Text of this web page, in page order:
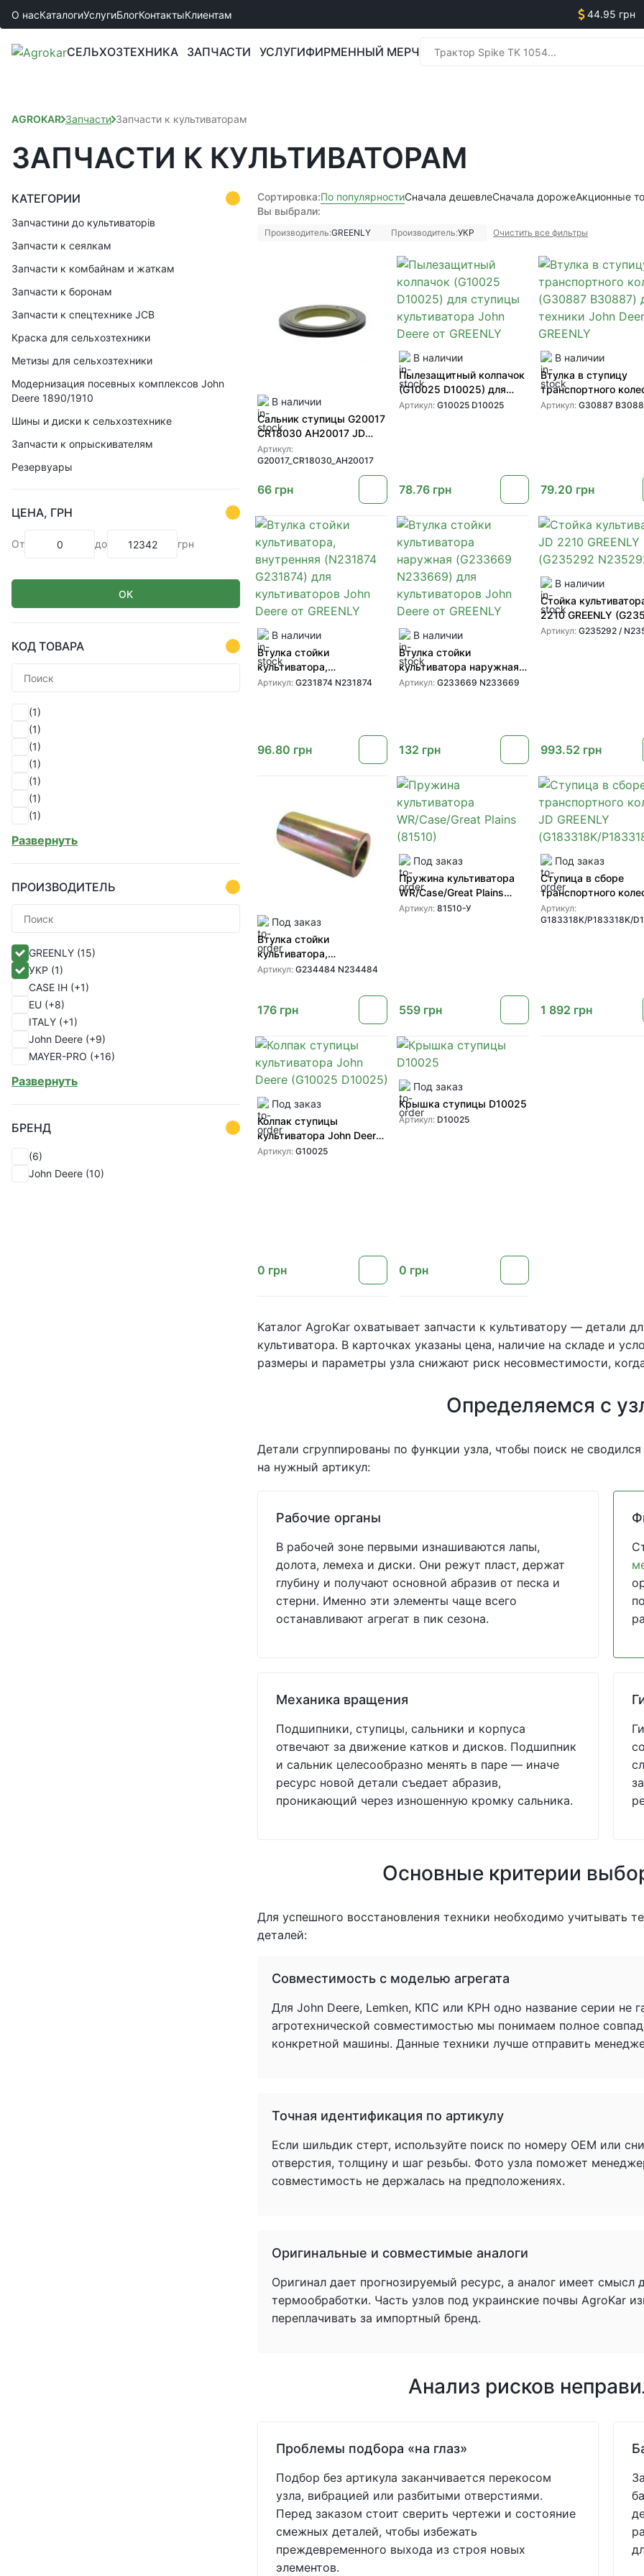
О насКаталогиУслугиБлогКонтактыКлиентам 44.95 грн
СЕЛЬХОЗТЕХНИКА ЗАПЧАСТИ УСЛУГИФИРМЕННЫЙ МЕРЧ
AGROKAR Запчасти Запчасти к культиваторам
ЗАПЧАСТИ К КУЛЬТИВАТОРАМ
КАТЕГОРИИ
Запчастини до культиваторів
Запчасти к сеялкам
Запчасти к комбайнам и жаткам
Запчасти к боронам
Запчасти к спецтехнике JCB
Краска для сельхозтехники
Метизы для сельхозтехники
Модернизация посевных комплексов John
Deere 1890/1910
Шины и диски к сельхозтехнике
Запчасти к опрыскивателям
Резервуары
ЦЕНА, ГРН
От до грн
ОК
КОД ТОВАРА
(1)
(1)
(1)
(1)
(1)
(1)
(1)
(1)
(1)
(1)
(1)
(1)
Развернуть
ПРОИЗВОДИТЕЛЬ
GREENLY (15)
УКР (1)
CASE IH (+1)
EU (+8)
ITALY (+1)
John Deere (+9)
MAYER-PRO (+16)
SHOUP(+82)
Развернуть
БРЕНД
(6)
John Deere (10)
Сортировка:По популярностиСначала дешевлеСначала дорожеАкционные
Вы выбрали:
Производитель:GREENLY Производитель:УКР Очистить все фильтры
В наличии
Сальник ступицы G20017
CR18030 AH20017 JD
GREENLY
Артикул:
G20017_CR18030_AH20017
66 грн
В наличии
Пылезащитный колпачок
(G10025 D10025) для
ступицы культиватора
Артикул:G10025 D10025
78.76 грн
В наличии
Втулка в ступицу
транспортного
(G30887 B30887)
Артикул:G30887
79.20 грн
В наличии
Втулка стойки
культиватора,
внутренняя (N231874
Артикул: G231874 N231874
96.80 грн
В наличии
Втулка стойки
культиватора наружная
(G233669 N233669) для
Артикул:G233669 N233669
132 грн
В наличии
Стойка
2210 GREENLY
N235292)
Артикул:G235292 /
993.52 грн
Под заказ
Втулка стойки
культиватора,
внутренняя под 16 болт
культиваторов John Deere
от GREENLY
Артикул: G234484 N234484
176 грн
Под заказ
Пружина культиватора
WR/Case/Great Plains
(81510)
Артикул:81510-У
559 грн
Под заказ
Ступица в сборе
транспортного
GREENLY
(G183318K/
Артикул:
G183318K/P183318K/
1 892 грн
Под заказ
Колпак ступицы
культиватора John Deere
(G10025 D10025)
Артикул: G10025
0 грн
Под заказ
Крышка ступицы D10025
Артикул: D10025
0 грн
Каталог AgroKar охватывает запчасти к культиватору — детали
культиватора. В карточках указаны цена, наличие на складе и
размеры и параметры узла снижают риск несовместимости,
Определяемся с
Детали сгруппированы по функции узла, чтобы поиск не
на нужный артикул:
Рабочие органы
В рабочей зоне первыми изнашиваются лапы,
долота, лемеха и диски. Они режут пласт, держат
глубину и получают основной абразив от песка и
стерни. Именно эти элементы чаще всего
останавливают агрегат в пик сезона.
Механика вращения
Подшипники, ступицы, сальники и корпуса
отвечают за движение катков и дисков. Подшипник
и сальник целесообразно менять в паре — иначе
ресурс новой детали съедает абразив,
проникающий через изношенную кромку сальника.
Основные критерии
Для успешного восстановления техники необходимо учитывать
деталей:
Совместимость с моделью агрегата
Для John Deere, Lemken, КПС или КРН одно название серии не
агротехнической совместимостью мы понимаем полное
конкретной машины. Данные техники лучше отправить
Точная идентификация по артикулу
Если шильдик стерт, используйте поиск по номеру OEM или
отверстия, толщину и шаг резьбы. Фото узла поможет
совместимость не держалась на предположениях.
Оригинальные и совместимые аналоги
Оригинал дает прогнозируемый ресурс, а аналог имеет
термообработки. Часть узлов под украинские почвы AgroKar
переплачивать за импортный бренд.
Анализ рисков
Проблемы подбора «на глаз»
Подбор без артикула заканчивается перекосом
узла, вибрацией или разбитыми отверстиями.
Перед заказом стоит сверить чертежи и состояние
смежных деталей, чтобы избежать
преждевременного выхода из строя новых
элементов.